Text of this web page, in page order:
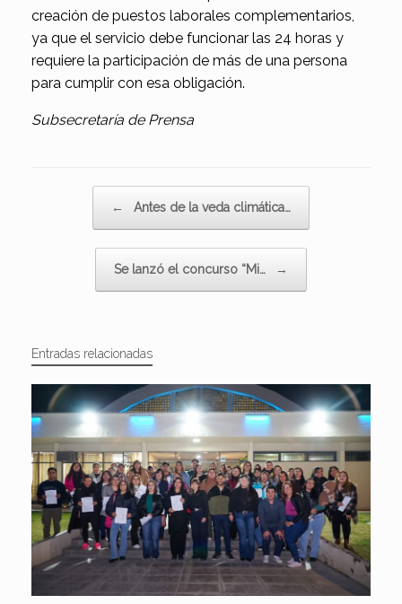
creación de puestos laborales complementarios,
ya que el servicio debe funcionar las 24 horas y
requiere la participación de más de una persona
para cumplir con esa obligación.
Subsecretaría de Prensa
← Antes de la veda climática…
Se lanzó el concurso “Mi… →
Entradas relacionadas